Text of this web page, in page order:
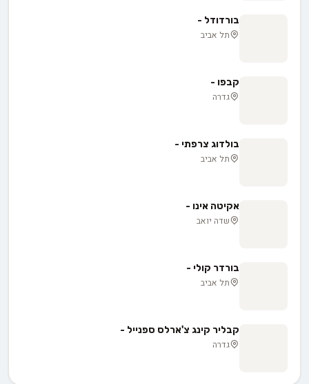
בורדודל -
תל אביב
קבפו -
גדרה
בולדוג צרפתי -
תל אביב
אקיטה אינו -
שדה יואב
בורדר קולי -
תל אביב
קבליר קינג צ'ארלס ספנייל -
גדרה